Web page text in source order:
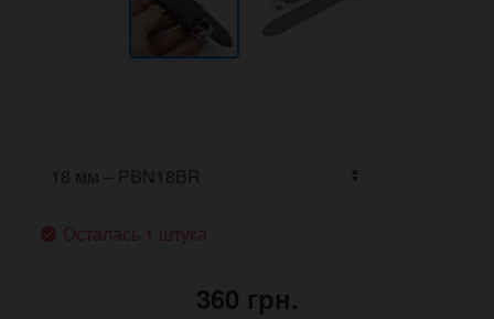
Осталась 1 штука
360 грн.